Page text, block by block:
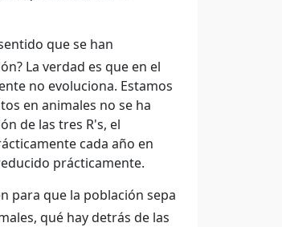
que se han
La verdad es que en el
no evoluciona. Estamos
en animales no se ha
de las tres R's, el
cada año en
prácticamente.
para que la población sepa
qué hay detrás de las